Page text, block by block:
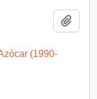
(1990-